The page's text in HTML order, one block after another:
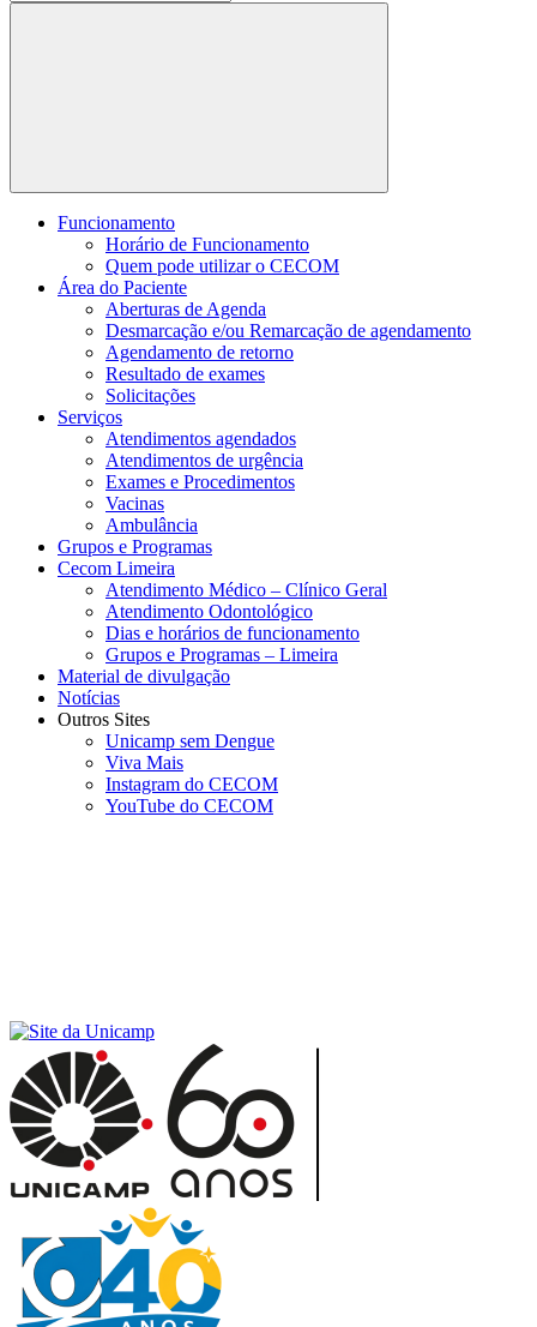
Buscar
Funcionamento
Horário de Funcionamento
Quem pode utilizar o CECOM
Área do Paciente
Aberturas de Agenda
Desmarcação e/ou Remarcação de agendamento
Agendamento de retorno
Resultado de exames
Solicitações
Serviços
Atendimentos agendados
Atendimentos de urgência
Exames e Procedimentos
Vacinas
Ambulância
Grupos e Programas
Cecom Limeira
Atendimento Médico – Clínico Geral
Atendimento Odontológico
Dias e horários de funcionamento
Grupos e Programas – Limeira
Material de divulgação
Notícias
Outros Sites
Unicamp sem Dengue
Viva Mais
Instagram do CECOM
YouTube do CECOM